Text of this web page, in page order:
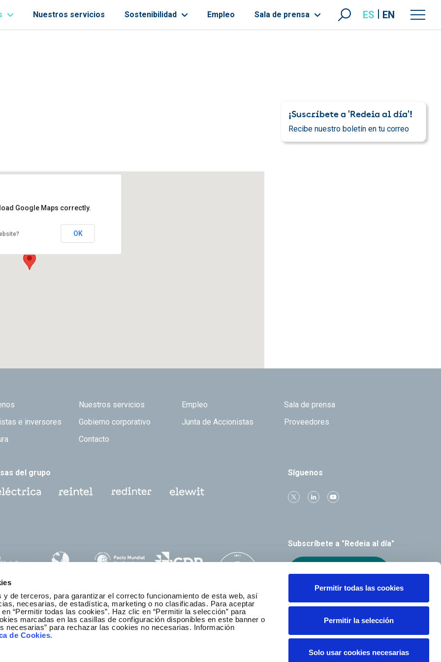
de terceros, para garantizar el correcto funcionamiento de esta web, así
necesarias, de estadística, marketing o no clasificadas. Para aceptar
“Permitir todas las cookies”. Haz clic en “Permitir la selección” para
marcadas en las casillas de configuración disponibles en este banner o
necesarias” para rechazar las cookies no necesarias. Información
de Cookies.
Permitir todas las cookies
Permitir la selección
Solo usar cookies necesarias
Nuestros servicios Sostenibilidad Empleo Sala de prensa ES EN
a la navegación
Google Maps correctly.
OK
¡Suscríbete a 'Redeia al día'!
Recibe nuestro boletín en tu correo
Nuestros servicios Empleo
Sala de prensa
e inversores
Gobierno corporativo Junta de Accionistas
Proveedores
Contacto
del grupo Síguenos
Subscríbete a "Redeia al día"
Recibe el boletín
ético y de cumplimiento